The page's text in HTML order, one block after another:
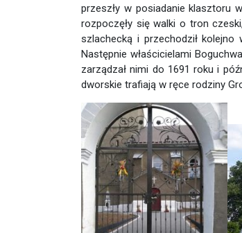
przeszły w posiadanie klasztoru
rozpoczęły się walki o tron
szlachecką i przechodził kolejno
Następnie właścicielami
zarządzał nimi do 1691 roku i
dworskie trafiają w ręce rodziny